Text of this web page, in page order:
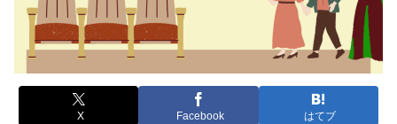
X Facebook はてブ